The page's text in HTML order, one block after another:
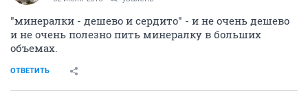
"минералки - дешево и сердито" - и не очень дешево
и не очень полезно пить минералку в больших
объемах.
ОТВЕТИТЬ